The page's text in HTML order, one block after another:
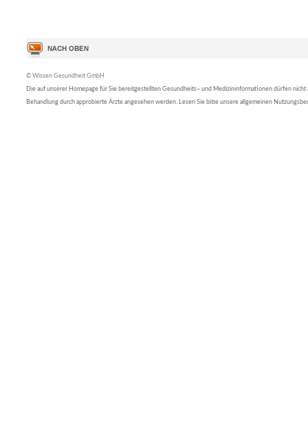
© Wissen Gesundheit GmbH
Die auf unserer Homepage für Sie bereitgestellten Gesundheits– und Medizininformationen dürfen nicht
Behandlung durch approbierte Ärzte angesehen werden. Lesen Sie bitte unsere allgemeinen